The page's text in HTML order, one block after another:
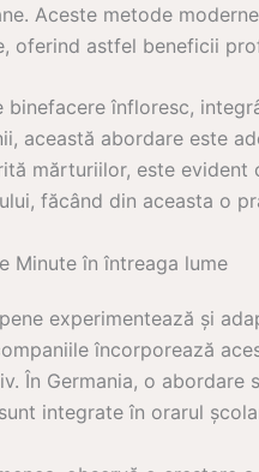
Aceste metode
oferind astfel beneficii
binefacere înfloresc,
această abordare este
mărturiilor, este
făcând din aceasta o
Minute în întreaga lume
experimentează și
încorporează
În Germania, o
integrate în orarul